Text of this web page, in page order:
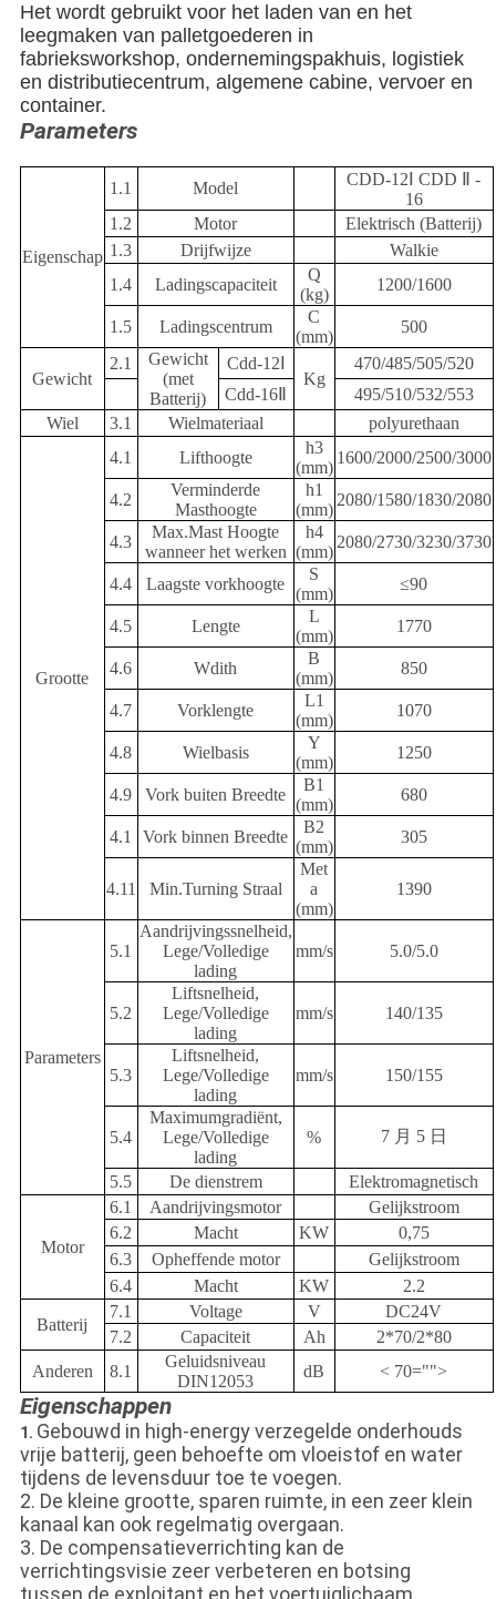
Het wordt gebruikt voor het laden van en het
leegmaken van palletgoederen in
fabrieksworkshop, ondernemingspakhuis, logistiek
en distributiecentrum, algemene cabine, vervoer en
container.
Parameters
Eigenschap
1.1 Model
CDD-12Ⅰ CDD Ⅱ -
16
1.2
Motor
Elektrisch (Batterij)
1.3
Drijfwijze
Walkie
1.4
Ladingscapaciteit
Q
(kg)
1200/1600
1.5 Ladingscentrum
C
(mm)
500
Gewicht
2.1
Gewicht
(met
Batterij)
Cdd-12Ⅰ
Kg
470/485/505/520
Cdd-16Ⅱ
495/510/532/553
Wiel
3.1 Wielmateriaal polyurethaan
Grootte
4.1 Lifthoogte
h3
(mm)
1600/2000/2500/3000
4.2
Verminderde
Masthoogte
h1
(mm)
2080/1580/1830/2080
4.3
Max.Mast Hoogte
wanneer het werken
h4
(mm)
2080/2730/3230/3730
4.4 Laagste vorkhoogte
S
(mm)
≤90
4.5 Lengte
L
(mm)
1770
4.6 Wdith
B
(mm)
850
4.7 Vorklengte
L1
(mm)
1070
4.8 Wielbasis
Y
(mm)
1250
4.9 Vork buiten Breedte
B1
(mm)
680
4.1 Vork binnen Breedte
B2
(mm)
305
4.11 Min.Turning Straal
Met
a
(mm)
1390
Parameters
5.1
Aandrijvingssnelheid,
Lege/Volledige
lading
mm/s 5.0/5.0
5.2
Liftsnelheid,
Lege/Volledige
lading
mm/s 140/135
5.3
Liftsnelheid,
Lege/Volledige
lading
mm/s 150/155
5.4
Maximumgradiënt,
Lege/Volledige
lading
% 7 月 5 日
5.5 De dienstrem Elektromagnetisch
Motor
6.1 Aandrijvingsmotor
Gelijkstroom
6.2
Macht KW
0,75
6.3
Opheffende motor
Gelijkstroom
6.4
Macht KW 2.2
Batterij
7.1 Voltage V
DC24V
7.2
Capaciteit Ah
2*70/2*80
Anderen
8.1
Geluidsniveau
DIN12053
dB < 70="">
Eigenschappen
1. Gebouwd in high-energy verzegelde onderhouds
vrije batterij, geen behoefte om vloeistof en water
tijdens de levensduur toe te voegen.
2. De kleine grootte, sparen ruimte, in een zeer klein
kanaal kan ook regelmatig overgaan.
3. De compensatieverrichting kan de
verrichtingsvisie zeer verbeteren en botsing